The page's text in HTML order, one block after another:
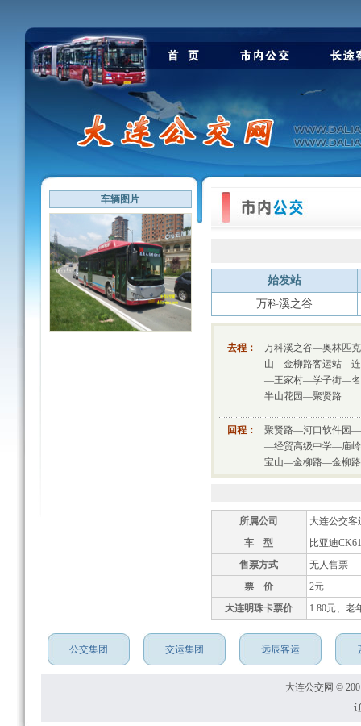
车辆图片
始发站
万科溪之谷
去程：
万科溪之谷—奥林匹
山—金柳路客运站—
—王家村—学子街—名
半山花园—聚贤路
回程：
聚贤路—河口软件园
—经贸高级中学—庙
宝山—金柳路—金柳
所属公司
大连公交客
车 型
比亚迪
售票方式
无人售票
票 价
2元
大连明珠卡票价
1.80元、老
公交集团 交运集团 远辰客运
大连公交网 ©